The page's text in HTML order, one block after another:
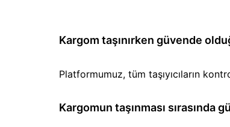
Kargom taşınırken güvende
Platformumuz, tüm taşıyıcıların
Kargomun taşınması sırasında